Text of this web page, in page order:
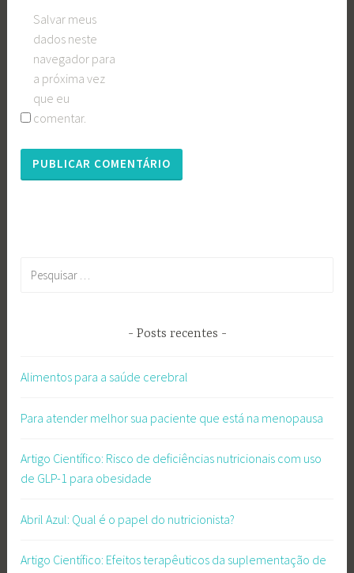
Salvar meus
dados neste
navegador para
a próxima vez
que eu
comentar.
Posts recentes
Alimentos para a saúde cerebral
Para atender melhor sua paciente que está na menopausa
Artigo Científico: Risco de deficiências nutricionais com uso
de GLP-1 para obesidade
Abril Azul: Qual é o papel do nutricionista?
Artigo Científico: Efeitos terapêuticos da suplementação de